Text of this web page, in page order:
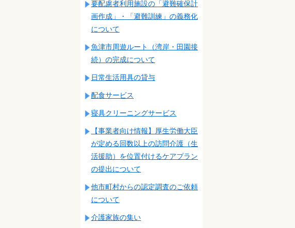
要配慮者利用施設の「避難確保計
画作成」・「避難訓練」の義務化
について
魚津市周遊ルート（湾岸・田園接
続）の完成について
日常生活用具の貸与
配食サービス
寝具クリーニングサービス
【事業者向け情報】厚生労働大臣
が定める回数以上の訪問介護（生
活援助）を位置付けるケアプラン
の提出について
他市町村からの認定調査のご依頼
について
介護家族の集い